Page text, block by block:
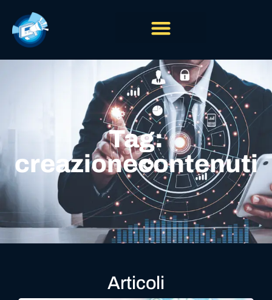
Tag:
creazionecontenuti
Articoli